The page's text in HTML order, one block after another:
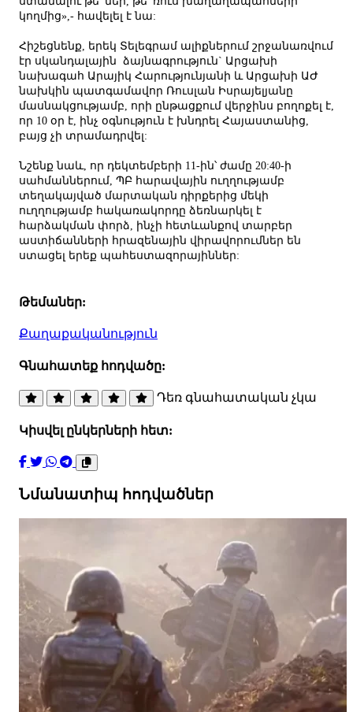
կողմից»,- հավելել է նա:
Հիշեցնենք, երեկ Տելեգրամ ալիքներում շրջանառվում
էր սկանդալային ձայնագրություն` Արցախի
նախագահ Արայիկ Հարությունյանի և Արցախի ԱԺ
նախկին պատգամավոր Ռուսլան Իսրայելյանը
մասնակցությամբ, որի ընթացքում վերջինս բողոքել է,
որ 10 օր է, ինչ օգնություն է խնդրել Հայաստանից,
բայց չի տրամադրվել:
Նշենք նաև, որ դեկտեմբերի 11-ին՝ ժամը 20:40-ի
սահմաններում, ՊԲ հարավային ուղղությամբ
տեղակայված մարտական դիրքերից մեկի
ուղղությամբ հակառակորդը ձեռնարկել է
հարձակման փորձ, ինչի հետևանքով տարբեր
աստիճանների հրազենային վիրավորումներ են
ստացել երեք պահեստազորայիններ:
Թեմաներ:
Քաղաքականություն
Գնահատեք հոդվածը:
Դեռ գնահատական չկա
Կիսվել ընկերների հետ:
Նմանատիպ հոդվածներ